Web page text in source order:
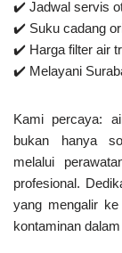
✔️ Jadwal servis
✔️ Suku cadang
✔️ Harga filter air
✔️ Melayani
Kami percaya:
bukan hanya
melalui
profesional.
yang mengalir
kontaminan